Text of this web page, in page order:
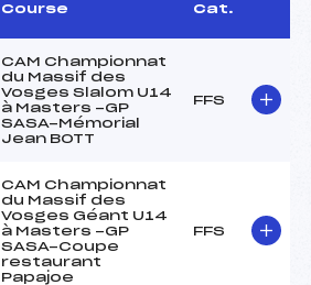
Course Cat.
CAM Championnat
du Massif des
Vosges Slalom U14
à Masters -GP
SASA-Mémorial
Jean BOTT
FFS
CAM Championnat
du Massif des
Vosges Géant U14
à Masters -GP
SASA-Coupe
restaurant
Papajoe
FFS